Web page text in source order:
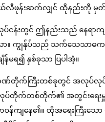
လီဖုန်းဆက်လျှင် ထိုနည်းကို မှတ်ထ
ပ်ငန်းတွင် ဤနည်းသည် နေရာက
ကျွန်ုပ်သည် သက်သေသာဓကပေါ
မရ၍ နှစ်ခုသာ ပြပါအံ့။
တိုက်ကြီးတစ်ခုတွင် အလုပ်လုပ်သူ
တိုက်တစ်တိုက်၏ အတွင်းရေးမှူး
ဝန်ကျနေ၏။ ထိုအရေးကြီးသော